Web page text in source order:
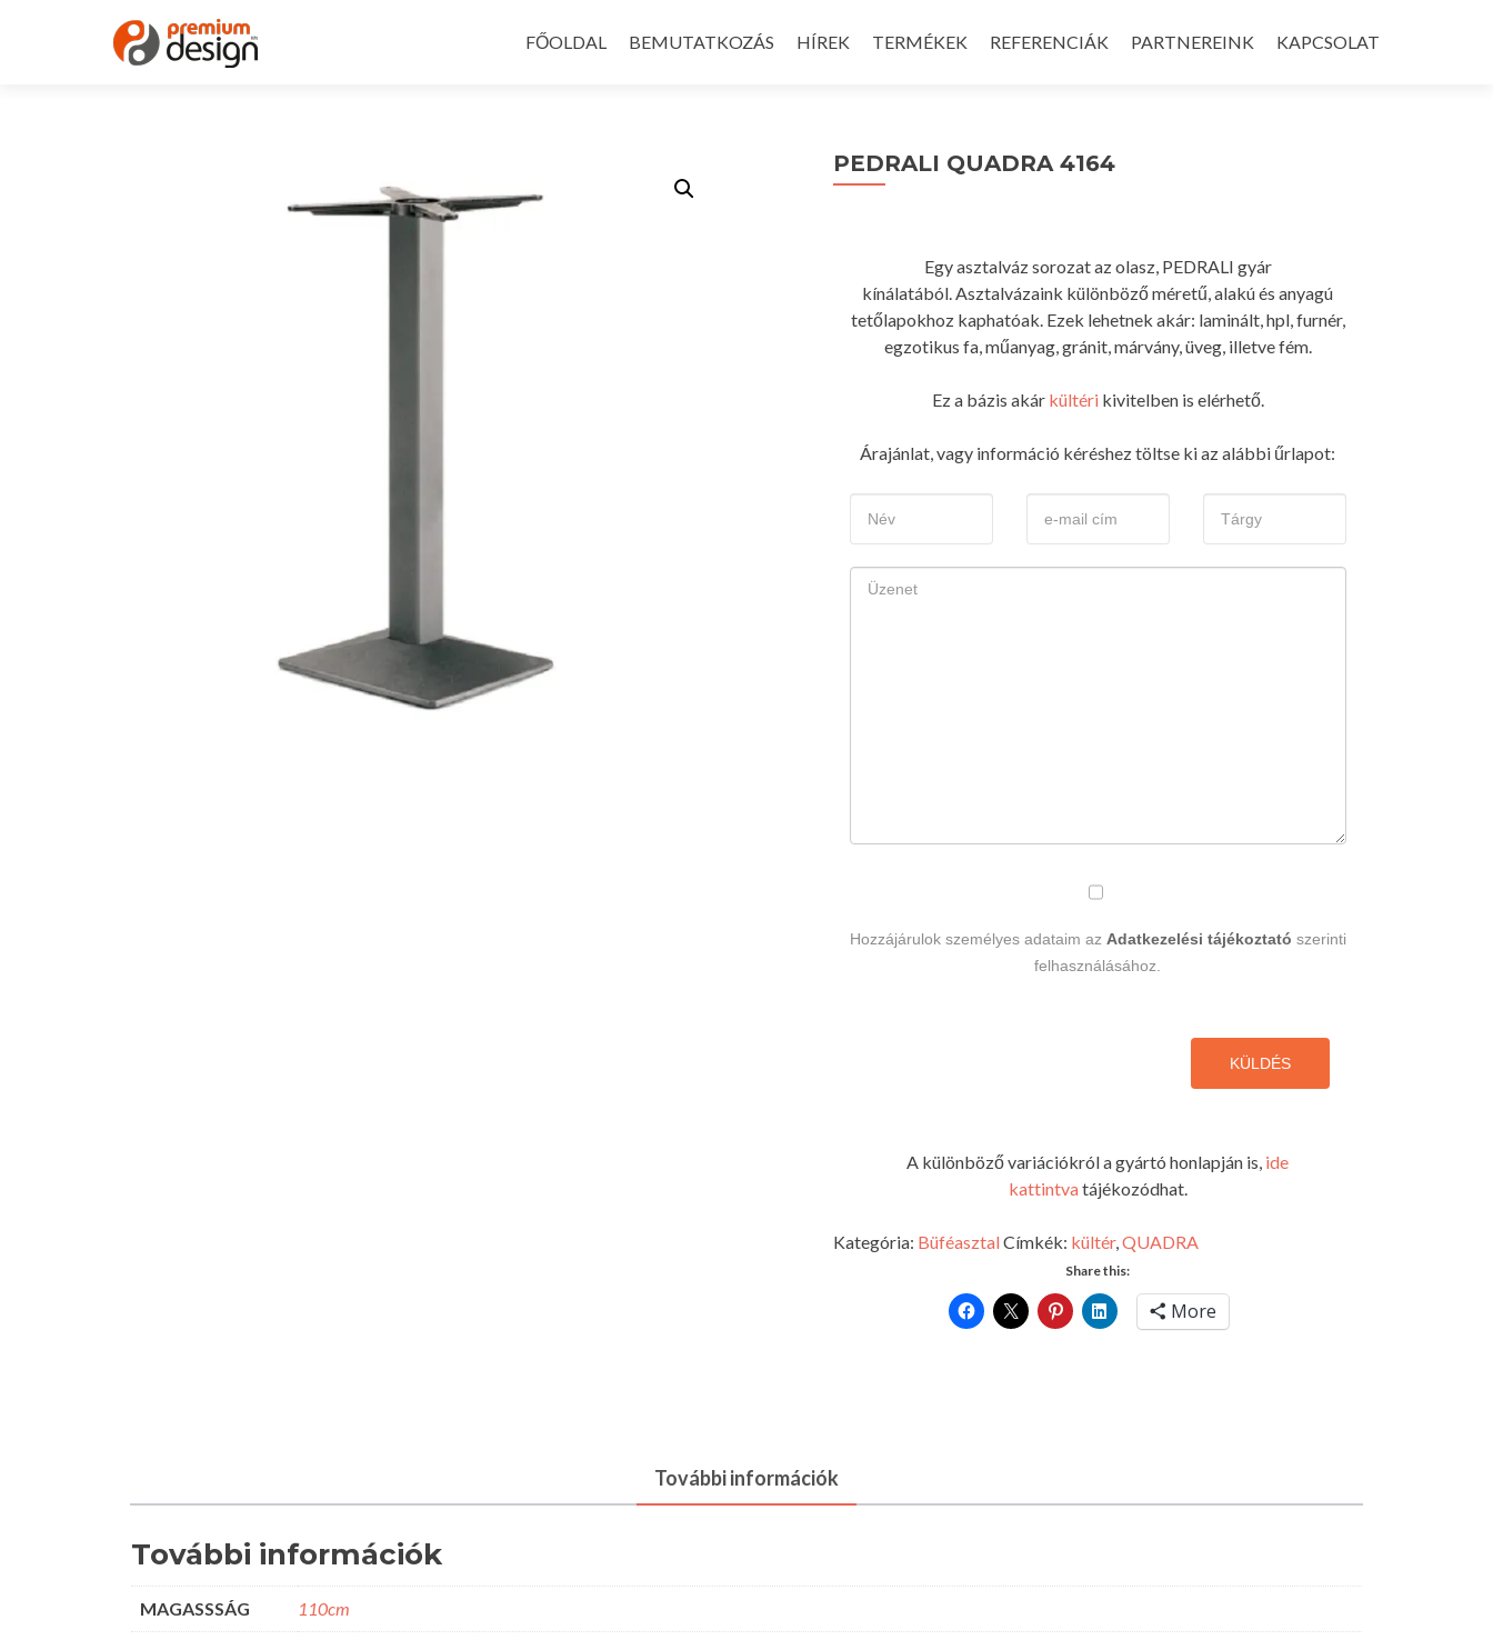
to
FŐOLDAL BEMUTATKOZÁS HÍREK TERMÉKEK REFERENCIÁK PARTNEREINK KAPCSOLAT
PEDRALI QUADRA 4164
Egy asztalváz sorozat az olasz, PEDRALI gyár
kínálatából. Asztalvázaink különböző méretű, alakú és anyagú
tetőlapokhoz kaphatóak. Ezek lehetnek akár: laminált, hpl, furnér,
egzotikus fa, műanyag, gránit, márvány, üveg, illetve fém.
Ez a bázis akár kültérikivitelben is elérhető.
Árajánlat, vagy információ kéréshez töltse ki az alábbi űrlapot:
Hozzájárulok személyes adataim az Adatkezelési tájékoztató szerinti
felhasználásához.
KÜLDÉS
A különböző variációkról a gyártó honlapján is, ide
kattintvatájékozódhat.
Kategória: BüféasztalCímkék: kültér,QUADRA
Share this:
More
További információk
További információk
MAGASSSÁG 110cm